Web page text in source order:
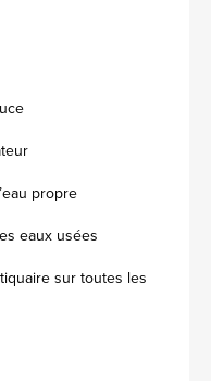
propre
eaux usées
sur toutes les